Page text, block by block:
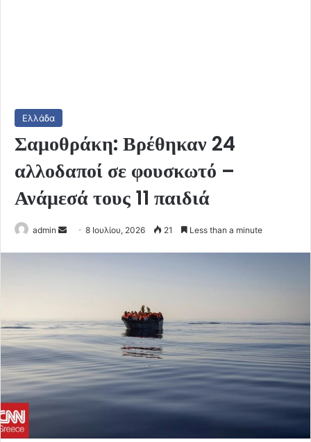
Ελλάδα
Σαμοθράκη: Βρέθηκαν 24
αλλοδαποί σε φουσκωτό –
Ανάμεσά τους 11 παιδιά
admin
Send8 Ιουλίου, 2026 21 Less than a minute